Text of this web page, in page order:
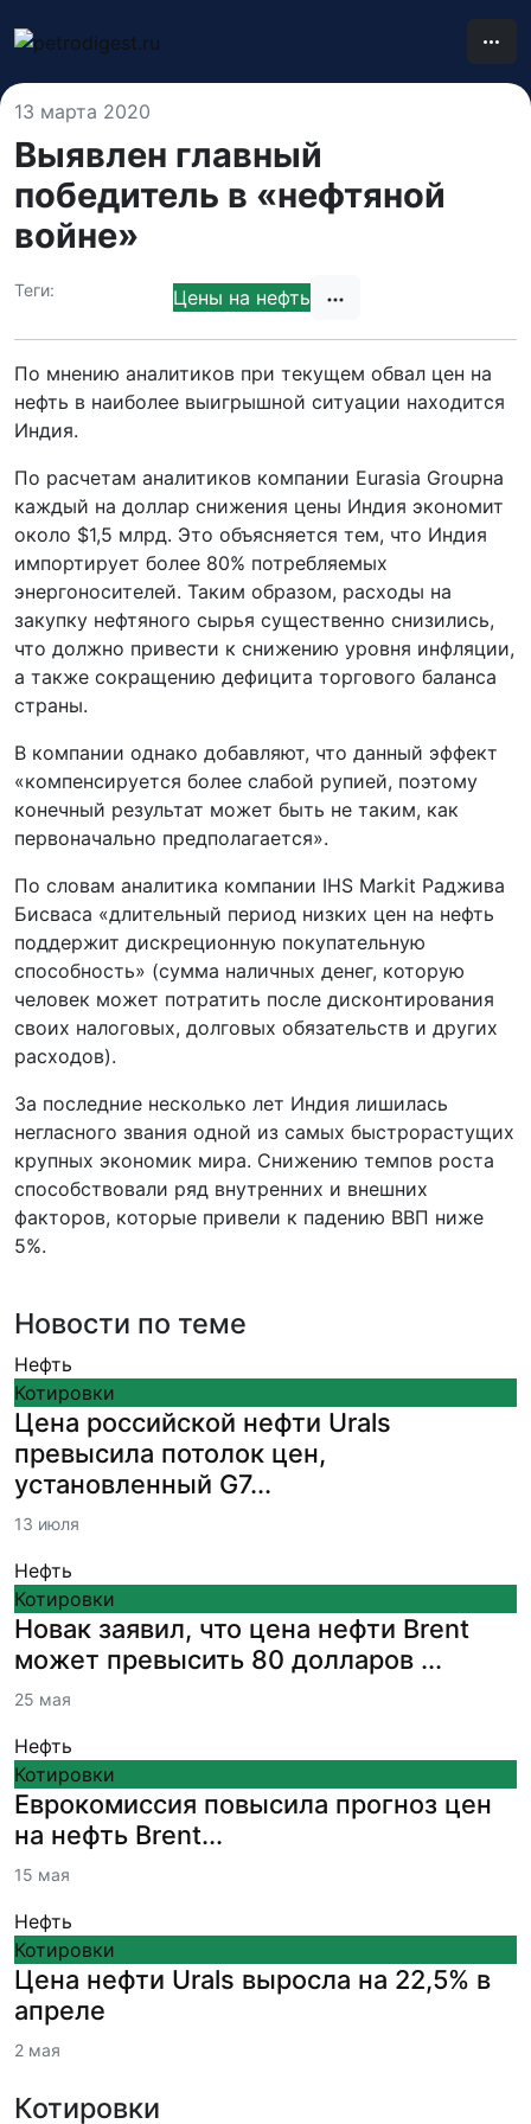
13 марта 2020
Выявлен главный
победитель в «нефтяной
войне»
Теги: Цены на нефть
По мнению аналитиков при текущем обвал цен на
нефть в наиболее выигрышной ситуации находится
Индия.
По расчетам аналитиков компании Eurasia Groupна
каждый на доллар снижения цены Индия экономит
около $1,5 млрд. Это объясняется тем, что Индия
импортирует более 80% потребляемых
энергоносителей. Таким образом, расходы на
закупку нефтяного сырья существенно снизились,
что должно привести к снижению уровня инфляции,
а также сокращению дефицита торгового баланса
страны.
В компании однако добавляют, что данный эффект
«компенсируется более слабой рупией, поэтому
конечный результат может быть не таким, как
первоначально предполагается».
По словам аналитика компании IHS Markit Раджива
Бисваса «длительный период низких цен на нефть
поддержит дискреционную покупательную
способность» (сумма наличных денег, которую
человек может потратить после дисконтирования
своих налоговых, долговых обязательств и других
расходов).
За последние несколько лет Индия лишилась
негласного звания одной из самых быстрорастущих
крупных экономик мира. Снижению темпов роста
способствовали ряд внутренних и внешних
факторов, которые привели к падению ВВП ниже
5%.
Новости по теме
Нефть
Котировки
Цена российской нефти Urals
превысила потолок цен,
установленный G7...
13 июля
Нефть
Котировки
Новак заявил, что цена нефти Brent
может превысить 80 долларов ...
25 мая
Нефть
Котировки
Еврокомиссия повысила прогноз цен
на нефть Brent...
15 мая
Нефть
Котировки
Цена нефти Urals выросла на 22,5% в
апреле
2 мая
Котировки